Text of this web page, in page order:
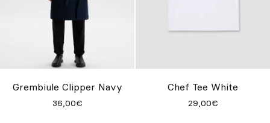
Grembiule Clipper Navy
36,00€
Chef Tee White
29,00€